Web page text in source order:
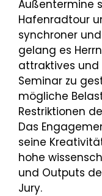
Außentermine
Hafenradtour
synchroner
gelang es
attraktives und
Seminar zu
mögliche
Restriktionen
Das
seine
hohe
und Outputs
Jury.